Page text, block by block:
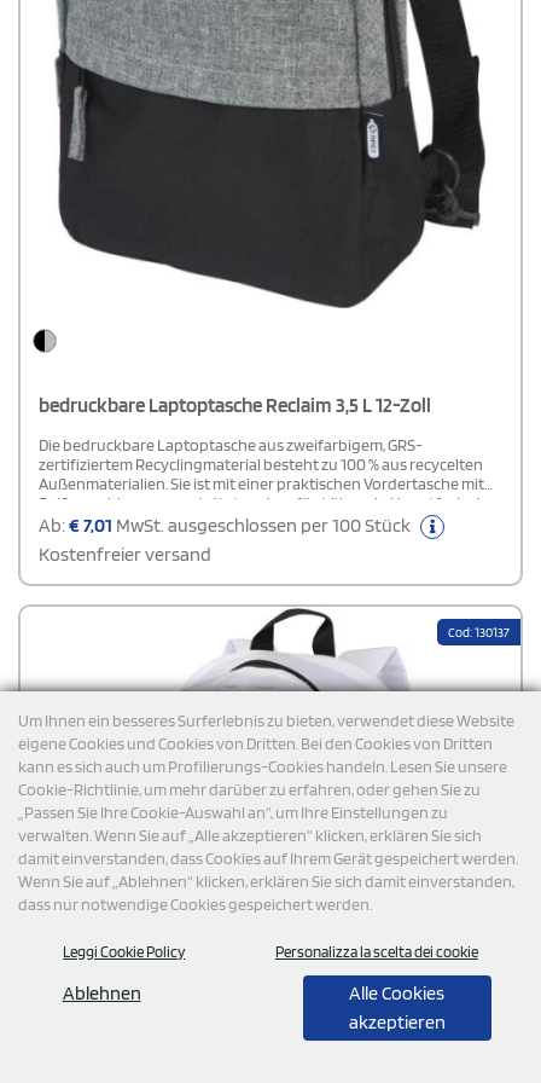
Um Ihnen ein besseres Surferlebnis zu bieten, verwendet diese Website
eigene Cookies und Cookies von Dritten. Bei den Cookies von Dritten
kann es sich auch um Profilierungs-Cookies handeln. Lesen Sie unsere
Cookie-Richtlinie, um mehr darüber zu erfahren, oder gehen Sie zu
„Passen Sie Ihre Cookie-Auswahl an“, um Ihre Einstellungen zu
verwalten. Wenn Sie auf „Alle akzeptieren“ klicken, erklären Sie sich
damit einverstanden, dass Cookies auf Ihrem Gerät gespeichert werden.
Wenn Sie auf „Ablehnen“ klicken, erklären Sie sich damit einverstanden,
dass nur notwendige Cookies gespeichert werden.
Leggi Cookie Policy Personalizza la scelta dei cookie
Ablehnen
Alle Cookies
akzeptieren
bedruckbare Laptoptasche Reclaim 3,5 L 12-Zoll
Die bedruckbare Laptoptasche aus zweifarbigem, GRS-
zertifiziertem Recyclingmaterial besteht zu 100 % aus recycelten
Außenmaterialien. Sie ist mit einer praktischen Vordertasche mit
Reißverschluss ausgestattet und verfügt über ein Hauptfach, das
genügend Raum für ein 12-Zoll-Tablet bietet. Für zusätzliche
Sicherheit sorgt eine Innentasche mit Reißverschluss. Der
vollständig verstellbare und gepolsterte Schultergurt
gewährleistet einen angenehmen Tragekomfort.
Ab:€7,01 MwSt. ausgeschlossen per 100 Stück
Kostenfreier versand
Cod: 130137